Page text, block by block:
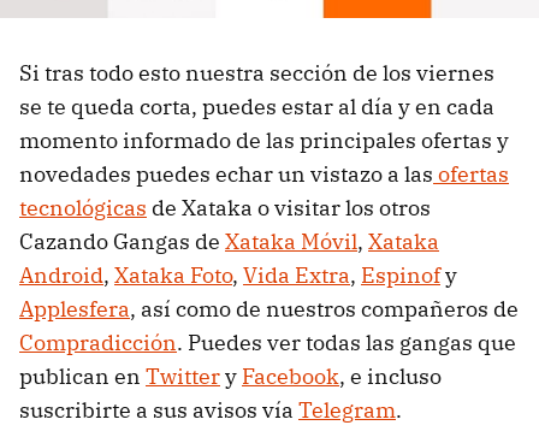
Si tras todo esto nuestra sección de los viernes
se te queda corta, puedes estar al día y en cada
momento informado de las principales ofertas y
novedades puedes echar un vistazo a las ofertas
tecnológicas de Xataka o visitar los otros
Cazando Gangas de Xataka Móvil, Xataka
Android, Xataka Foto, Vida Extra, Espinofy
Applesfera, así como de nuestros compañeros de
Compradicción. Puedes ver todas las gangas que
publican en Twittery Facebook, e incluso
suscribirte a sus avisos vía Telegram.